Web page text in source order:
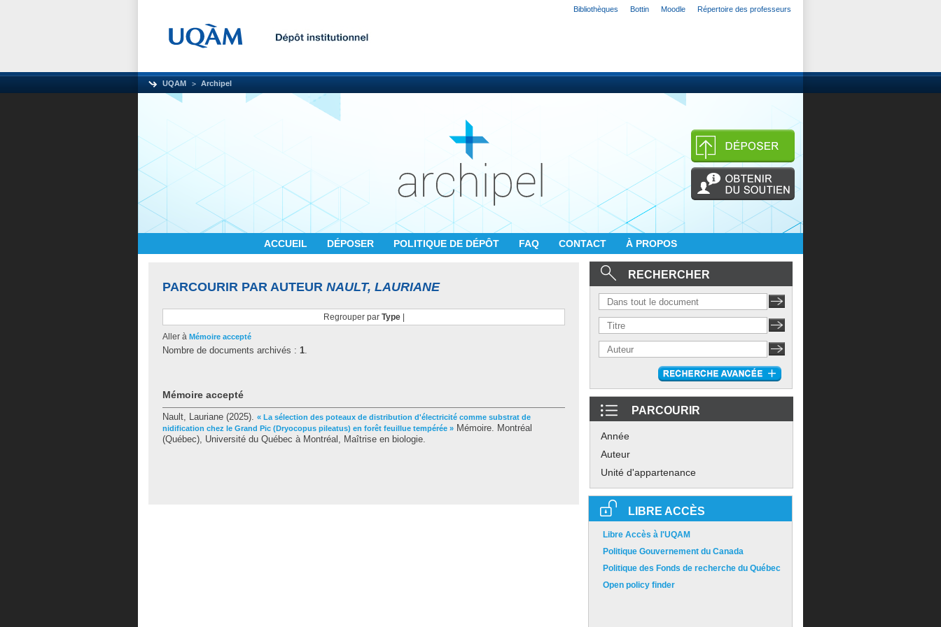
Bibliothèques Bottin Moodle Répertoire des professeurs
UQAM Archipel
ACCUEIL DÉPOSER POLITIQUE DE DÉPÔT FAQ CONTACT À PROPOS
PARCOURIR PAR AUTEUR NAULT, LAURIANE
Regrouper par Type|
Aller à Mémoire accepté
Nombre de documents archivés : 1.
Mémoire accepté
Nault, Lauriane (2025). « La sélection des poteaux de distribution d'électricité comme substrat de
nidification chez le Grand Pic (Dryocopus pileatus) en forêt feuillue tempérée » Mémoire. Montréal
(Québec), Université du Québec à Montréal, Maîtrise en biologie.
RECHERCHER
PARCOURIR
Année
Auteur
Unité d'appartenance
LIBRE ACCÈS
Libre Accès à l'UQAM
Politique Gouvernement du Canada
Politique des Fonds de recherche du Québec
Open policy finder